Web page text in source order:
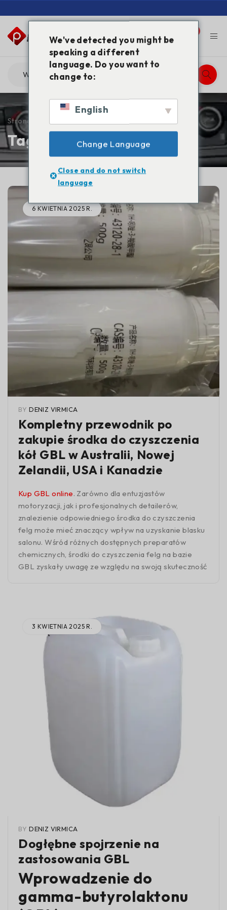
Tag: Kup GBL Europe
Strona główna
6 KWIETNIA 2025 R.
BY DENIZ VIRMICA
Kompletny przewodnik po
zakupie środka do czyszczenia
kół GBL w Australii, Nowej
Zelandii, USA i Kanadzie
Kup GBL online. Zarówno dla entuzjastów
motoryzacji, jak i profesjonalnych detailerów,
znalezienie odpowiedniego środka do czyszczenia
felg może mieć znaczący wpływ na uzyskanie blasku
salonu. Wśród różnych dostępnych preparatów
chemicznych, środki do czyszczenia felg na bazie
GBL zyskały uwagę ze względu na swoją skuteczność
3 KWIETNIA 2025 R.
BY DENIZ VIRMICA
Dogłębne spojrzenie na
zastosowania GBL
Wprowadzenie do
gamma-butyrolaktonu
We've detected you might be
speaking a different
language. Do you want to
change to:
English
Change Language
Close and do not switch
language